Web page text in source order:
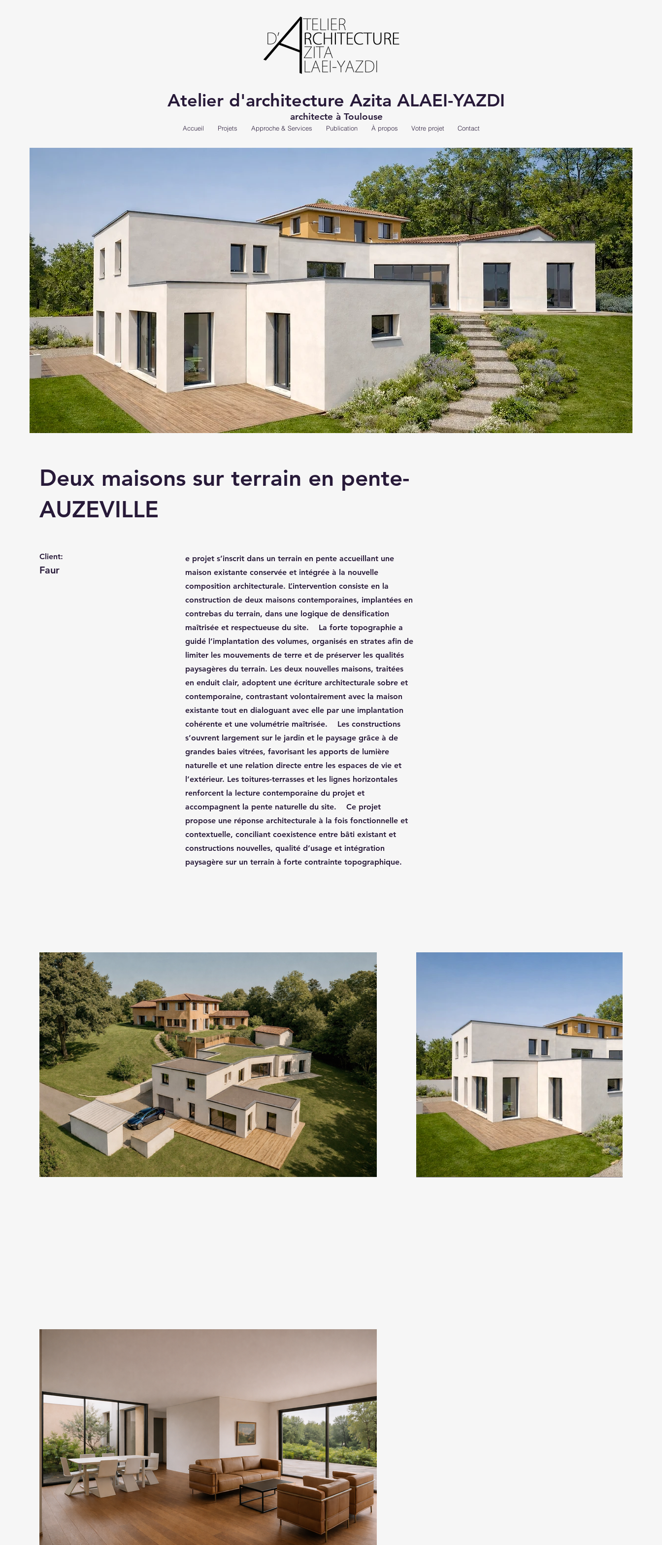
Atelier d'architecture Azita ALAEI-YAZDI
architecte à Toulouse
Accueil Projets Approche & Services Publication À propos Votre projet Contact
Deux maisons sur terrain en pente-
AUZEVILLE
Client:
Faur
e projet s’inscrit dans un terrain en pente accueillant une
maison existante conservée et intégrée à la nouvelle
composition architecturale. L’intervention consiste en la
construction de deux maisons contemporaines, implantées en
contrebas du terrain, dans une logique de densification
maîtrisée et respectueuse du site. La forte topographie a
guidé l’implantation des volumes, organisés en strates afin de
limiter les mouvements de terre et de préserver les qualités
paysagères du terrain. Les deux nouvelles maisons, traitées
en enduit clair, adoptent une écriture architecturale sobre et
contemporaine, contrastant volontairement avec la maison
existante tout en dialoguant avec elle par une implantation
cohérente et une volumétrie maîtrisée. Les constructions
s’ouvrent largement sur le jardin et le paysage grâce à de
grandes baies vitrées, favorisant les apports de lumière
naturelle et une relation directe entre les espaces de vie et
l’extérieur. Les toitures-terrasses et les lignes horizontales
renforcent la lecture contemporaine du projet et
accompagnent la pente naturelle du site. Ce projet
propose une réponse architecturale à la fois fonctionnelle et
contextuelle, conciliant coexistence entre bâti existant et
constructions nouvelles, qualité d’usage et intégration
paysagère sur un terrain à forte contrainte topographique.